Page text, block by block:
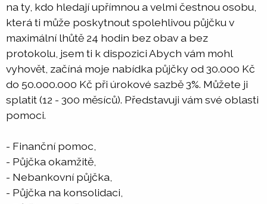
na ty, kdo hledají upřímnou a velmi čestnou osobu,
která ti může poskytnout spolehlivou půjčku v
maximální lhůtě 24 hodin bez obav a bez
protokolu, jsem ti k dispozici Abych vám mohl
vyhovět, začíná moje nabídka půjčky od 30.000 Kč
do 50.000.000 Kč při úrokové sazbě 3%. Můžete ji
splatit (12 - 300 měsíců). Představuji vám své oblasti
pomoci.
- Finanční pomoc,
- Půjčka okamžitě,
- Nebankovní půjčka,
- Půjčka na konsolidaci,